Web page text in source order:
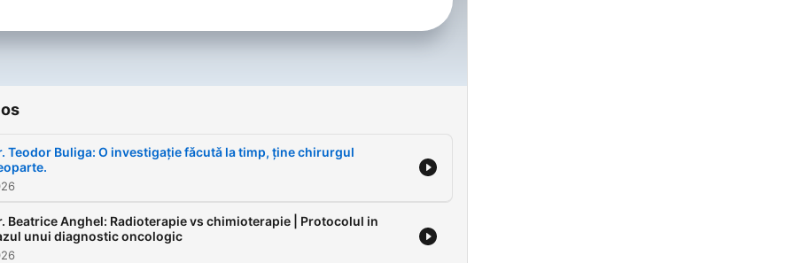
investesc energie și speranța
urmăresc acivitatea.
Teodor Buliga: O investigație fǎcutǎ la timp, ține chirurgul
Beatrice Anghel: Radioterapie vs chimioterapie | Protocolul in
unui diagnostic oncologic